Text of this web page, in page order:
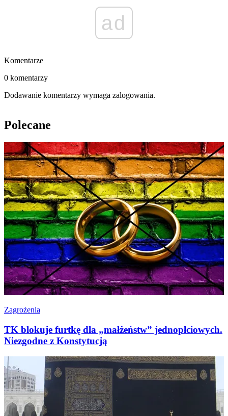
ad
Komentarze
0 komentarzy
Dodawanie komentarzy wymaga zalogowania.
Polecane
Zagrożenia
TK blokuje furtkę dla „małżeństw” jednopłciowych.
Niezgodne z Konstytucją